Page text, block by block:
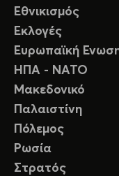
Εθνικισμός
Εκλογές
Ευρωπαϊκή
ΗΠΑ - ΝΑΤΟ
Μακεδονικό
Παλαιστίνη
Πόλεμος
Ρωσία
Στρατός